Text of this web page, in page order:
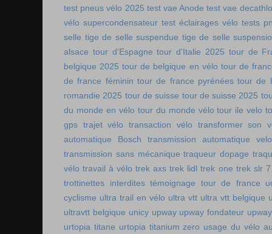
test pneus vélo 2025 test vae Anode test vae
vélo supercondensateur test éclairages vélo tests
selle tige de selle suspendue tige de selle
alsace tour d'Espagne tour d'Italie 2025 tour de
belgique 2025 tour de belgique en vélo tour de
de france féminin tour de france pyrénées tour de
romandie 2025 tour de suisse tour de suisse 2025
du monde en vélo tour du monde vélo tour ile velo
gps trajet vélo transaction vélo
transformer son
automatique Bosch
transmission automatique
transmission sans mécanique traqueur dopage
vélo travail à vélo trek axs trek lidl trek one trek slr 7
trottinettes interdites témoignage tour de france
cyclisme ultra trail en vélo ultra vtt ultra vtt belgique
ultravtt belgique unicy upway upway fondateur
urtopia titane urtopia titanium zero usage du vélo